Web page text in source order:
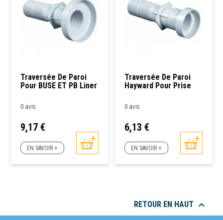
Traversée De Paroi
Pour BUSE ET PB Liner
0 avis
Prix
9,17 €
EN SAVOIR +
Traversée De Paroi
Hayward Pour Prise
Refoulement BETON
0 avis
Prix
6,13 €
EN SAVOIR +
RETOUR EN HAUT 